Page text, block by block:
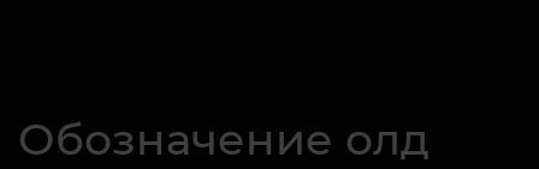
Обозначение олд